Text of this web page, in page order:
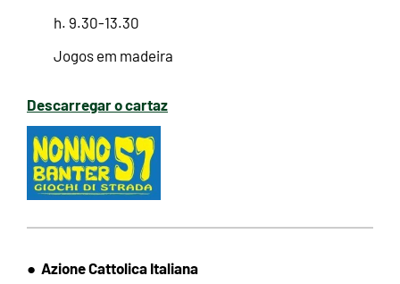
h. 9.30-13.30
Jogos em madeira
Descarregar o cartaz
● Azione Cattolica Italiana